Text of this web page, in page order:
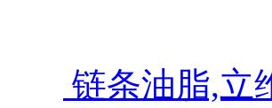
链条油脂,立